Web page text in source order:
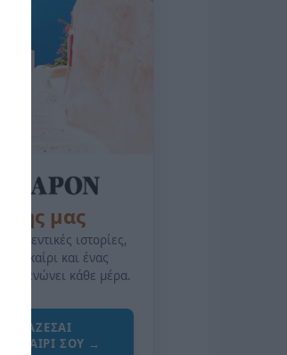
Ζωής μας
αυθεντικές ιστορίες,
και ένας
μας ενώνει κάθε μέρα.
ΣΟΥ →